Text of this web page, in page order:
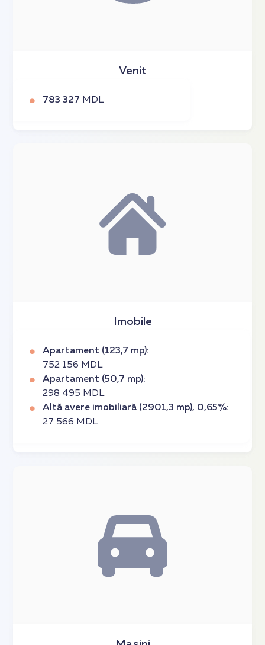
Venit
783 327 MDL
Imobile
Apartament (123,7 mp):
752 156 MDL
Apartament (50,7 mp):
298 495 MDL
Altă avere imobiliară (2901,3 mp), 0,65%:
27 566 MDL